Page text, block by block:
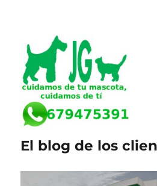
El blog de los